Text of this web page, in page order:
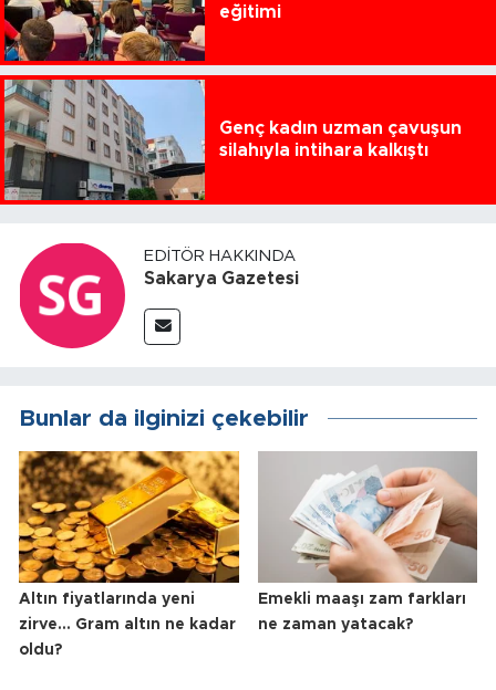
eğitimi
Genç kadın uzman çavuşun
silahıyla intihara kalkıştı
EDITÖR HAKKINDA
Sakarya Gazetesi
Bunlar da ilginizi çekebilir
Altın fiyatlarında yeni
zirve... Gram altın ne kadar
oldu?
Emekli maaşı zam farkları
ne zaman yatacak?